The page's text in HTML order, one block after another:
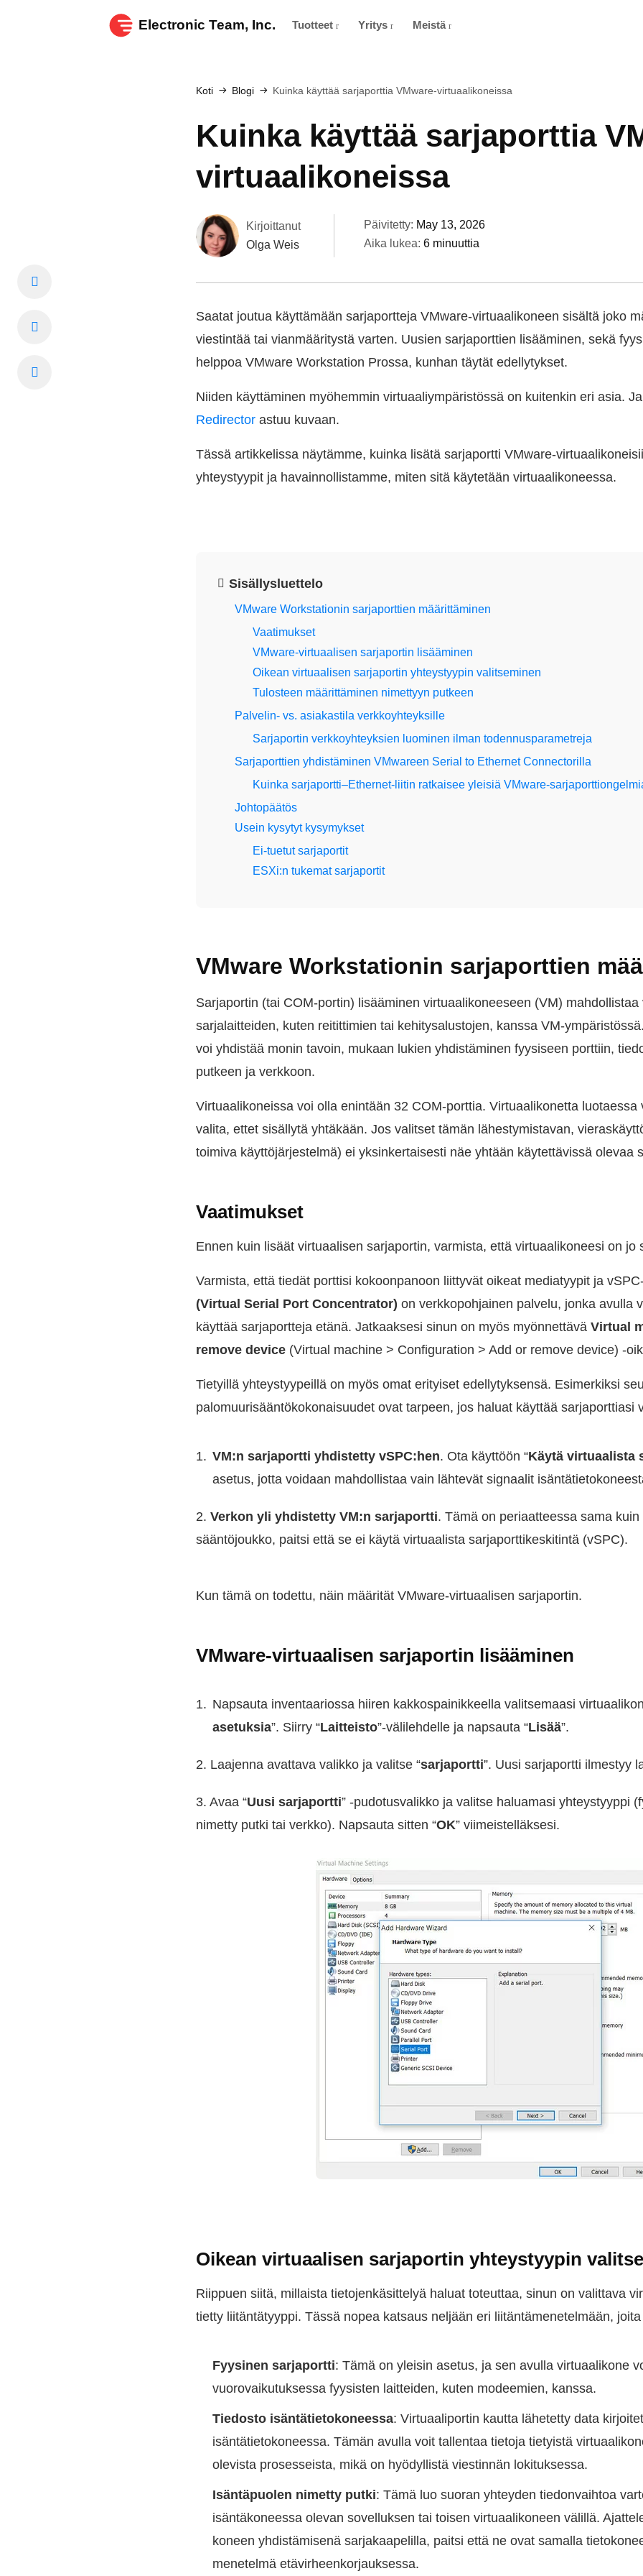
Electronic Team, Inc. Tuotteet Yritys Meistä
Koti Blogi Kuinka käyttää sarjaporttia VMware-virtuaalikoneissa
Kuinka käyttää sarjaporttia
virtuaalikoneissa
Kirjoittanut
Olga Weis
Päivitetty: May 13, 2026
Aika lukea: 6 minuuttia
Saatat joutua käyttämään sarjaportteja VMware-virtuaalikoneen sisältä joko
viestintää tai vianmääritystä varten. Uusien sarjaporttien lisääminen, sekä
helppoa VMware Workstation Prossa, kunhan täytät edellytykset.
Niiden käyttäminen myöhemmin virtuaaliympäristössä on kuitenkin eri asia.
Redirector astuu kuvaan.
Tässä artikkelissa näytämme, kuinka lisätä sarjaportti VMware-
yhteystyypit ja havainnollistamme, miten sitä käytetään virtuaalikoneessa.
Sisällysluettelo
VMware Workstationin sarjaporttien määrittäminen
Vaatimukset
VMware-virtuaalisen sarjaportin lisääminen
Oikean virtuaalisen sarjaportin yhteystyypin valitseminen
Tulosteen määrittäminen nimettyyn putkeen
Palvelin- vs. asiakastila verkkoyhteyksille
Sarjaportin verkkoyhteyksien luominen ilman todennusparametreja
Sarjaporttien yhdistäminen VMwareen Serial to Ethernet Connectorilla
Kuinka sarjaportti–Ethernet-liitin ratkaisee yleisiä VMware-
Johtopäätös
Usein kysytyt kysymykset
Ei-tuetut sarjaportit
ESXi:n tukemat sarjaportit
VMware Workstationin sarjaporttien
Sarjaportin (tai COM-portin) lisääminen virtuaalikoneeseen (VM)
sarjalaitteiden, kuten reitittimien tai kehitysalustojen, kanssa VM-
voi yhdistää monin tavoin, mukaan lukien yhdistäminen fyysiseen porttiin,
putkeen ja verkkoon.
Virtuaalikoneissa voi olla enintään 32 COM-porttia. Virtuaalikonetta
valita, ettet sisällytä yhtäkään. Jos valitset tämän lähestymistavan,
toimiva käyttöjärjestelmä) ei yksinkertaisesti näe yhtään käytettävissä olevaa
Vaatimukset
Ennen kuin lisäät virtuaalisen sarjaportin, varmista, että virtuaalikoneesi on jo
Varmista, että tiedät porttisi kokoonpanoon liittyvät oikeat mediatyypit ja
(Virtual Serial Port Concentrator) on verkkopohjainen palvelu, jonka avulla
käyttää sarjaportteja etänä. Jatkaaksesi sinun on myös myönnettävä Virtual
remove device (Virtual machine > Configuration > Add or remove device) -
Tietyillä yhteystyypeillä on myös omat erityiset edellytyksensä. Esimerkiksi
palomuurisääntökokonaisuudet ovat tarpeen, jos haluat käyttää sarjaporttiasi
VM:n sarjaportti yhdistetty vSPC:hen. Ota käyttöön “Käytä virtuaalista
asetus, jotta voidaan mahdollistaa vain lähtevät signaalit
2. Verkon yli yhdistetty VM:n sarjaportti. Tämä on periaatteessa sama
sääntöjoukko, paitsi että se ei käytä virtuaalista sarjaporttikeskitintä (vSPC).
Kun tämä on todettu, näin määrität VMware-virtuaalisen sarjaportin.
VMware-virtuaalisen sarjaportin lisääminen
Napsauta inventaariossa hiiren kakkospainikkeella valitsemaasi
asetuksia”. Siirry “Laitteisto”-välilehdelle ja napsauta “Lisää”.
2. Laajenna avattava valikko ja valitse “sarjaportti”. Uusi sarjaportti ilmestyy
3. Avaa “Uusi sarjaportti” -pudotusvalikko ja valitse haluamasi yhteystyyppi
nimetty putki tai verkko). Napsauta sitten “OK” viimeistelläksesi.
Oikean virtuaalisen sarjaportin yhteystyypin
Riippuen siitä, millaista tietojenkäsittelyä haluat toteuttaa, sinun on valittava
tietty liitäntätyyppi. Tässä nopea katsaus neljään eri liitäntämenetelmään,
Fyysinen sarjaportti: Tämä on yleisin asetus, ja sen avulla virtuaalikone
vuorovaikutuksessa fyysisten laitteiden, kuten modeemien, kanssa.
Tiedosto isäntätietokoneessa: Virtuaaliportin kautta lähetetty data
isäntätietokoneessa. Tämän avulla voit tallentaa tietoja tietyistä
olevista prosesseista, mikä on hyödyllistä viestinnän lokituksessa.
Isäntäpuolen nimetty putki: Tämä luo suoran yhteyden tiedonvaihtoa
isäntäkoneessa olevan sovelluksen tai toisen virtuaalikoneen välillä.
koneen yhdistämisenä sarjakaapelilla, paitsi että ne ovat samalla
menetelmä etävirheenkorjauksessa.